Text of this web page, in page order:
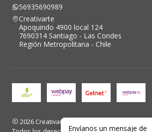
56935690989
Creativarte
Apoquindo 4900 local 124
7690314 Santiago - Las Condes
Región Metropolitana - Chile
2026 Creativarte.
Envíanos un mensaje de